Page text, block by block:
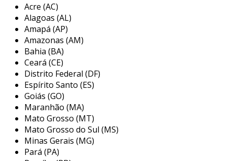
compressão mecânica do ar. dentro do
compressor, dois rotors helicoidais giram um
em relação ao outro. esse movimento cria um
espaço de compressão entre os rotors e a
carcaça, suficiente para aumentar a pressão do
ar entra no compressor:
atmosférico é aspirado e direcionado para
os rotors.
compressão: À medida que os rotors
giram, o ar é comprimido entre eles,
aumentando a pressão.
Acre (AC)
Alagoas (AL)
Amapá (AP)
Amazonas (AM)
Bahia (BA)
Ceará (CE)
Distrito Federal (DF)
Espírito Santo (ES)
Goiás (GO)
Maranhão (MA)
Mato Grosso (MT)
Mato Grosso do Sul (MS)
Minas Gerais (MG)
Pará (PA)